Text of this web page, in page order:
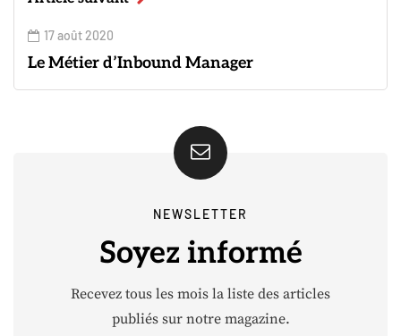
17 août 2020
Le Métier d’Inbound Manager
NEWSLETTER
Soyez informé
Recevez tous les mois la liste des articles
publiés sur notre magazine.